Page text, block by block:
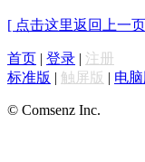
[ 点击这里返回上一
首页 | 登录 | 注册
标准版 | 触屏版 | 电脑
© Comsenz Inc.